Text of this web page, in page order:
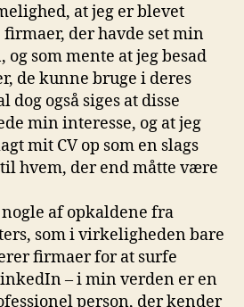
at jeg er blevet
der havde set min
som mente at jeg besad
de kunne bruge i deres
også siges at disse
min interesse, og at jeg
mit CV op som en slags
hvem, der end måtte være
af opkaldene fra
som i virkeligheden bare
firmaer for at surfe
– i min verden er en
person, der kender